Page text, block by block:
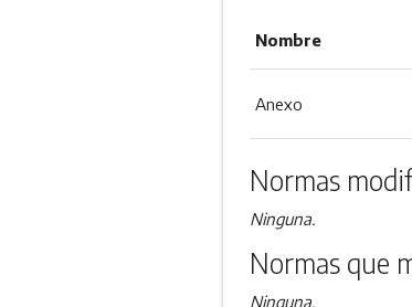
Nombre
Anexo
Normas
Ninguna.
Normas que
Ninguna.